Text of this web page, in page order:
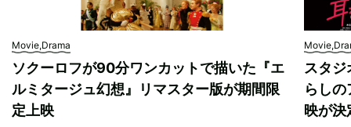
Movie,Drama
ソクーロフが90分ワンカットで描いた『エ
ルミタージュ幻想』リマスター版が期間限
定上映
スタジ
らし
映が決